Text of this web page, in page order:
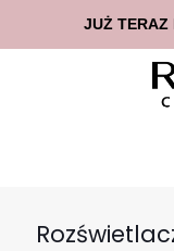
JUŻ TERAZ